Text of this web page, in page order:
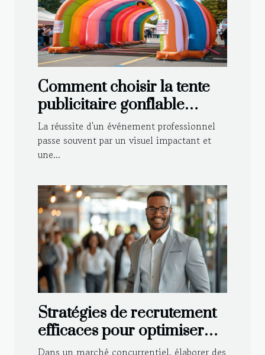
Comment choisir la tente
publicitaire gonflable
idéale pour votre
événement ?
La réussite d'un événement professionnel
passe souvent par un visuel impactant et
une...
Stratégies de recrutement
efficaces pour optimiser
votre équipe de vente